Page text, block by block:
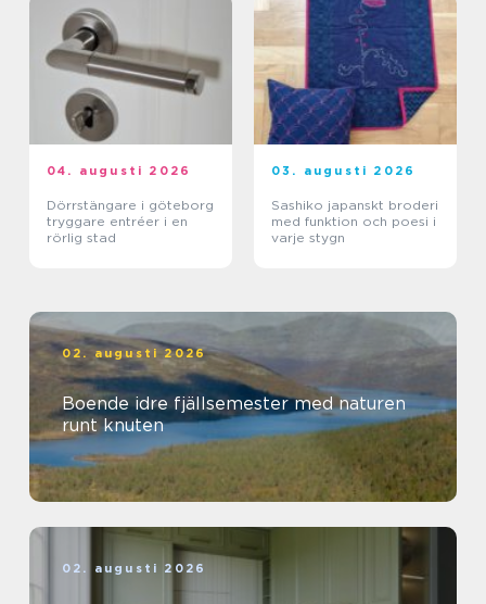
04. augusti 2026
Dörrstängare i göteborg
tryggare entréer i en
rörlig stad
03. augusti 2026
Sashiko japanskt broderi
med funktion och poesi i
varje stygn
02. augusti 2026
Boende idre fjällsemester med naturen
runt knuten
02. augusti 2026